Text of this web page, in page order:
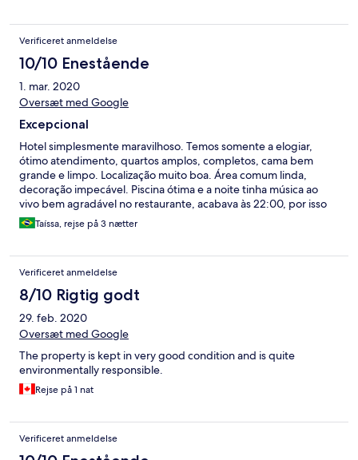
Verificeret anmeldelse
10/10 Enestående
1. mar. 2020
Oversæt med Google
Excepcional
Hotel simplesmente maravilhoso. Temos somente a elogiar,
ótimo atendimento, quartos amplos, completos, cama bem
grande e limpo. Localização muito boa. Área comum linda,
decoração impecável. Piscina ótima e a noite tinha música ao
vivo bem agradável no restaurante, acabava às 22:00, por isso
não atrapalha a noite de descanso. Café da manhã excelente.
Taíssa, rejse på 3 nætter
Verificeret anmeldelse
8/10 Rigtig godt
29. feb. 2020
Oversæt med Google
The property is kept in very good condition and is quite
environmentally responsible.
Rejse på 1 nat
Verificeret anmeldelse